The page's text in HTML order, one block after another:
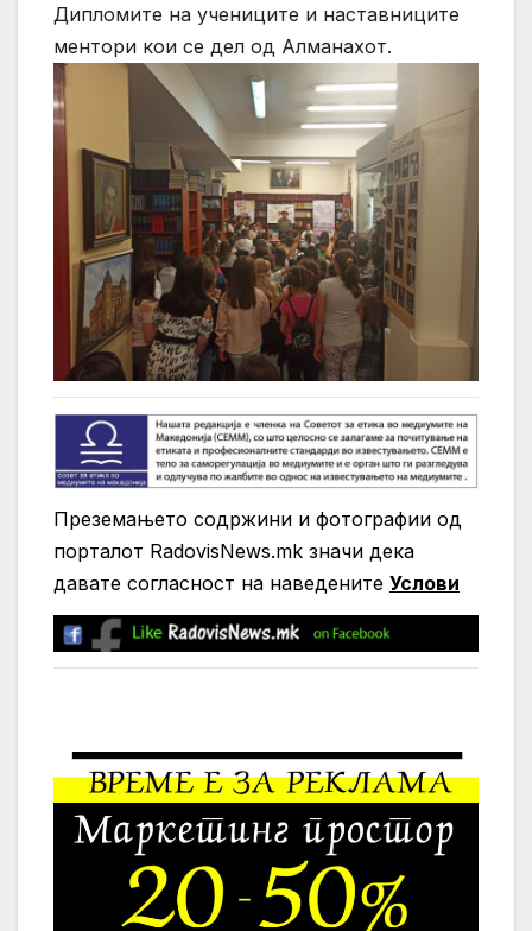
Дипломите на учениците и наставниците
ментори кои се дел од Алманахот.
Преземањето содржини и фотографии од
порталот RadovisNews.mk значи дека
давате согласност на нaведените Услови